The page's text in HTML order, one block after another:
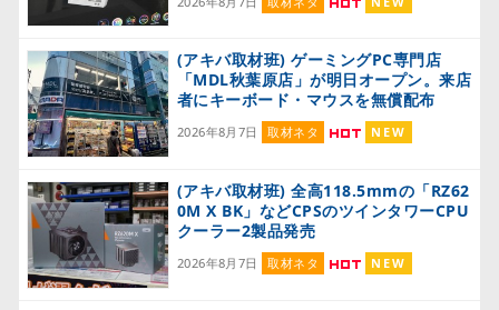
(アキバ取材班) ゲーミングPC専門店
「MDL秋葉原店」が明日オープン。来店
者にキーボード・マウスを無償配布
2026年8月7日 取材ネタ NEW
(アキバ取材班) 全高118.5mmの「RZ62
0M X BK」などCPSのツインタワーCPU
クーラー2製品発売
2026年8月7日 取材ネタ NEW